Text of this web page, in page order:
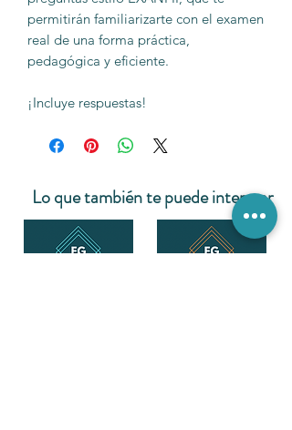
permitirán familiarizarte con el examen
real de una forma práctica,
pedagógica y eficiente.
¡Incluye respuestas!
Lo que también te puede interesar